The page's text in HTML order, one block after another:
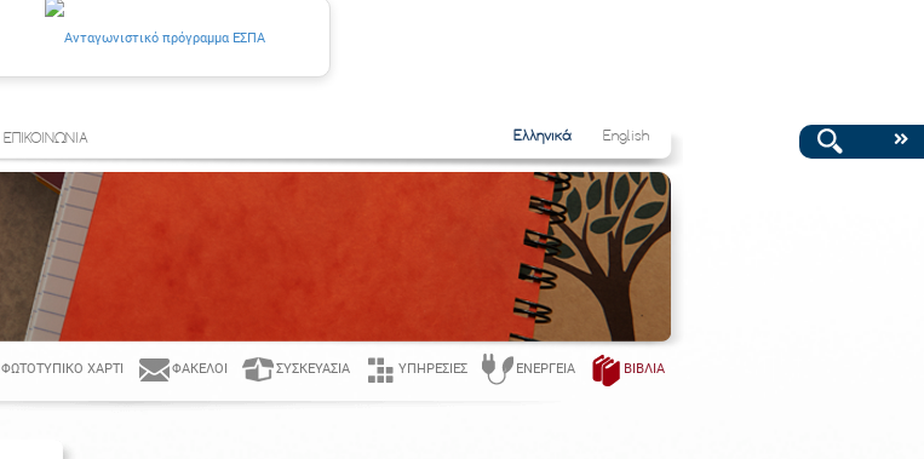
ΕΠΙΚΟΙΝΩΝΙΑ Ελληνικά English
ΦΩΤΟΤΥΠΙΚΌ ΧΑΡΤΊ ΦΆΚΕΛΟΙ ΣΥΣΚΕΥΑΣΊΑ ΥΠΗΡΕΣΊΕΣ ΕΝΈΡΓΕΙΑ ΒΙΒΛΊΑ